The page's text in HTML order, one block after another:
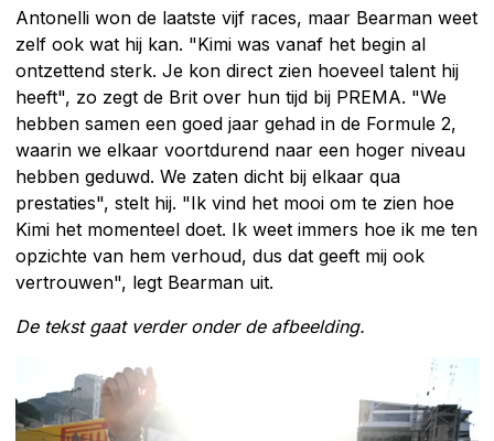
Antonelli won de laatste vijf races, maar Bearman weet
zelf ook wat hij kan. "Kimi was vanaf het begin al
ontzettend sterk. Je kon direct zien hoeveel talent hij
heeft", zo zegt de Brit over hun tijd bij PREMA. "We
hebben samen een goed jaar gehad in de Formule 2,
waarin we elkaar voortdurend naar een hoger niveau
hebben geduwd. We zaten dicht bij elkaar qua
prestaties", stelt hij. "Ik vind het mooi om te zien hoe
Kimi het momenteel doet. Ik weet immers hoe ik me ten
opzichte van hem verhoud, dus dat geeft mij ook
vertrouwen", legt Bearman uit.
De tekst gaat verder onder de afbeelding.